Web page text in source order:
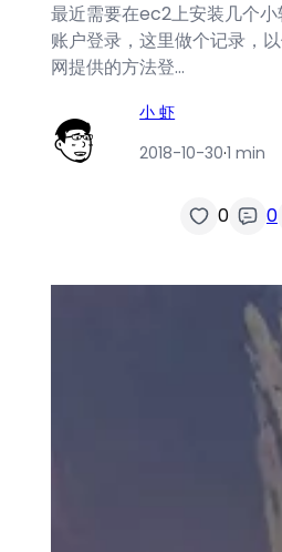
最近需要在ec2上安装几个
账户登录，这里做个记录，
网提供的方法登…
小 虾
2018-10-30·1 min
0 0